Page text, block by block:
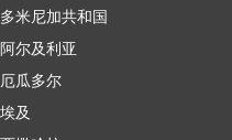
多米尼加共和国
阿尔及利亚
厄瓜多尔
埃及